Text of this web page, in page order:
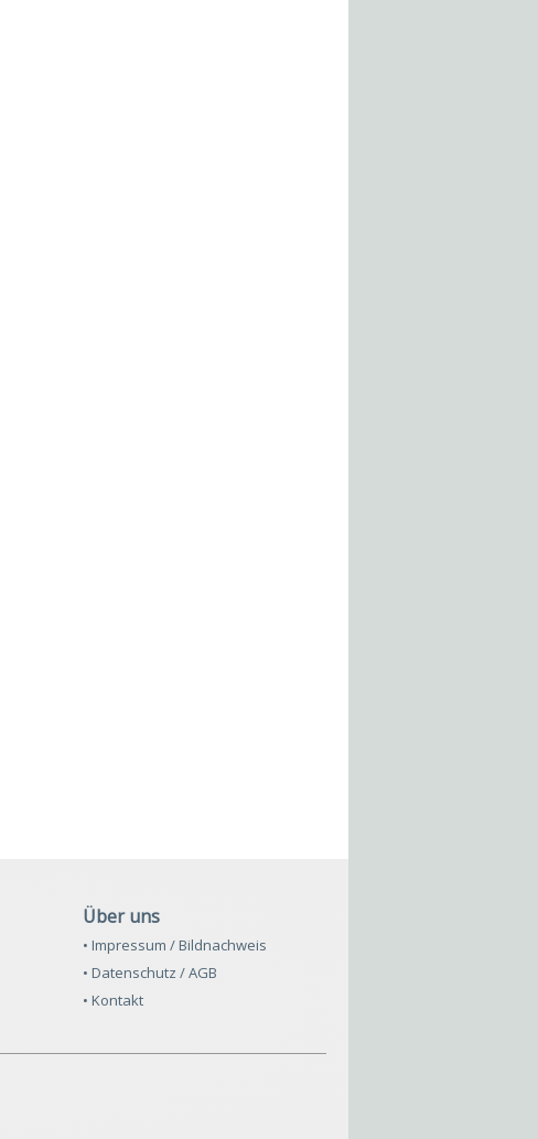
Über uns
• Impressum / Bildnachweis
• Datenschutz / AGB
• Kontakt